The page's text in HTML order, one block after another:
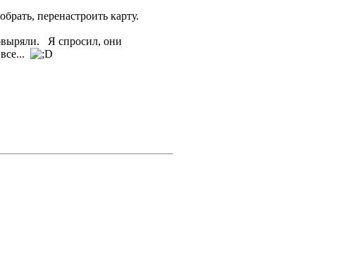
перенастроить карту.
Я спросил, они